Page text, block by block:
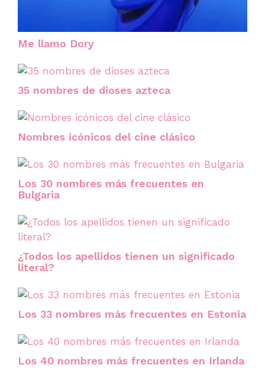
Me llamo Dory
35 nombres de dioses azteca
Nombres icónicos del cine clásico
Los 30 nombres más frecuentes en
Bulgaria
¿Todos los apellidos tienen un significado
literal?
Los 33 nombres más frecuentes en Estonia
Los 40 nombres más frecuentes en Irlanda